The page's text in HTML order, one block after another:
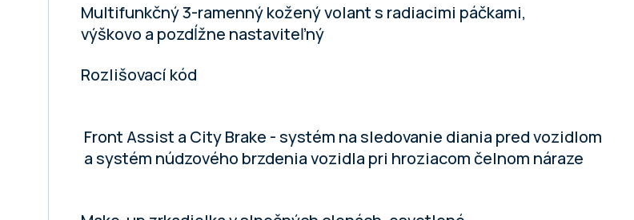
Multifunkčný 3-ramenný kožený volant s radiacimi páčkami,
výškovo a pozdĺžne nastaviteľný
Rozlišovací kód
Front Assist a City Brake - systém na sledovanie diania pred vozidlom
a systém núdzového brzdenia vozidla pri hroziacom čelnom náraze